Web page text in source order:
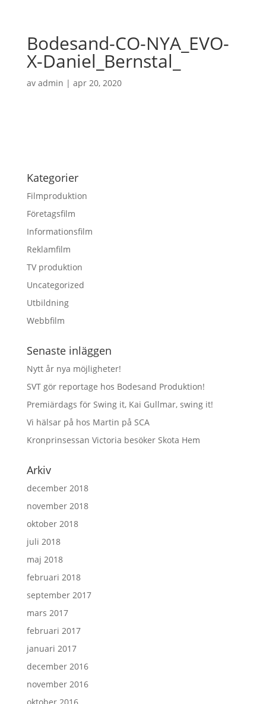
Bodesand-CO-NYA_EVO-
X-Daniel_Bernstal_
av admin | apr 20, 2020
Kategorier
Filmproduktion
Företagsfilm
Informationsfilm
Reklamfilm
TV produktion
Uncategorized
Utbildning
Webbfilm
Senaste inläggen
Nytt år nya möjligheter!
SVT gör reportage hos Bodesand Produktion!
Premiärdags för Swing it, Kai Gullmar, swing it!
Vi hälsar på hos Martin på SCA
Kronprinsessan Victoria besöker Skota Hem
Arkiv
december 2018
november 2018
oktober 2018
juli 2018
maj 2018
februari 2018
september 2017
mars 2017
februari 2017
januari 2017
december 2016
november 2016